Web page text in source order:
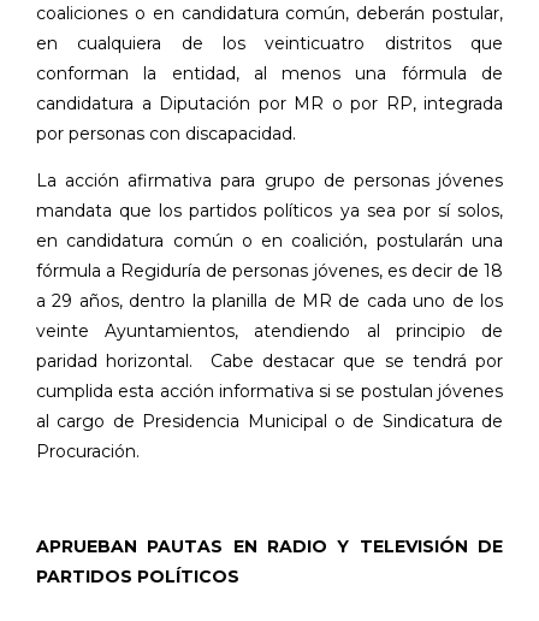
coaliciones o en candidatura común, deberán postular,
en cualquiera de los veinticuatro distritos que
conforman la entidad, al menos una fórmula de
candidatura a Diputación por MR o por RP, integrada
por personas con discapacidad.
La acción afirmativa para grupo de personas jóvenes
mandata que los partidos políticos ya sea por sí solos,
en candidatura común o en coalición, postularán una
fórmula a Regiduría de personas jóvenes, es decir de 18
a 29 años, dentro la planilla de MR de cada uno de los
veinte Ayuntamientos, atendiendo al principio de
paridad horizontal.
Cabe destacar que se tendrá por
cumplida esta acción informativa si se postulan jóvenes
al cargo de Presidencia Municipal o de Sindicatura de
Procuración.
APRUEBAN PAUTAS EN RADIO Y TELEVISIÓN DE
PARTIDOS POLÍTICOS